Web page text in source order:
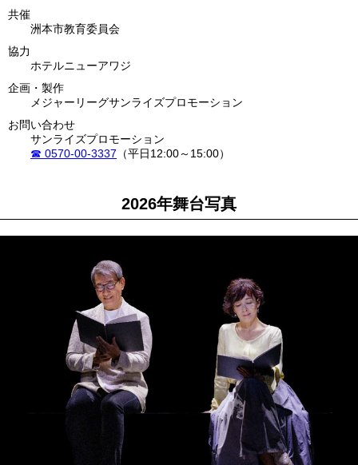
共催
洲本市教育委員会
協力
ホテルニューアワジ
企画・製作
メジャーリーグサンライズプロモーション
お問い合わせ
サンライズプロモーション
0570-00-3337 （平日12:00～15:00）
2026年舞台写真